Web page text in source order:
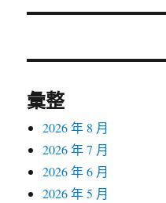
文
彙整
2026 年 8 月
2026 年 7 月
2026 年 6 月
2026 年 5 月